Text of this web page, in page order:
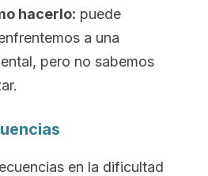
hacerlo: puede
a una
pero no sabemos
en la dificultad